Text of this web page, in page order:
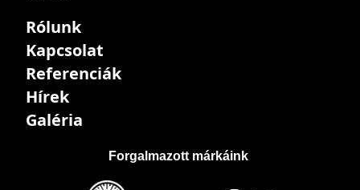
Rólunk
Kapcsolat
Referenciák
Hírek
Galéria
Forgalmazott márkáink